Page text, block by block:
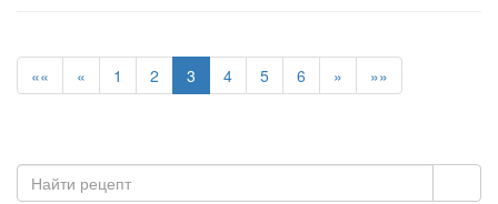
«« « 1 2 3 4 5 6 » »»